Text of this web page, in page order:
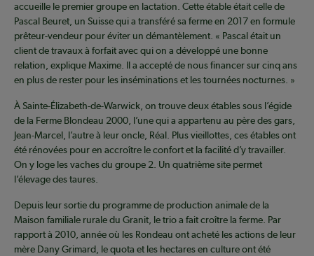
accueille le premier groupe en lactation. Cette étable était celle de
Pascal Beuret, un Suisse qui a transféré sa ferme en 2017 en formule
prêteur-vendeur pour éviter un démantèlement. « Pascal était un
client de travaux à forfait avec qui on a développé une bonne
relation, explique Maxime. Il a accepté de nous financer sur cinq ans
en plus de rester pour les inséminations et les tournées nocturnes. »
À Sainte-Élizabeth-de-Warwick, on trouve deux étables sous l’égide
de la Ferme Blondeau 2000, l’une qui a appartenu au père des gars,
Jean-Marcel, l’autre à leur oncle, Réal. Plus vieillottes, ces étables ont
été rénovées pour en accroître le confort et la facilité d’y travailler.
On y loge les vaches du groupe 2. Un quatrième site permet
l’élevage des taures.
Depuis leur sortie du programme de production animale de la
Maison familiale rurale du Granit, le trio a fait croître la ferme. Par
rapport à 2010, année où les Rondeau ont acheté les actions de leur
mère Dany Grimard, le quota et les hectares en culture ont été